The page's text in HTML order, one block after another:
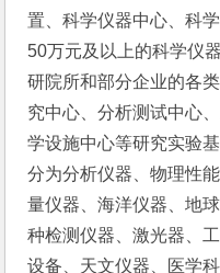
置、科学仪器中心、科
50万元及以上的科学仪
研院所和部分企业的各
究中心、分析测试中心
学设施中心等研究实验
分为分析仪器、物理性
量仪器、海洋仪器、地
种检测仪器、激光器、
设备、天文仪器、医学